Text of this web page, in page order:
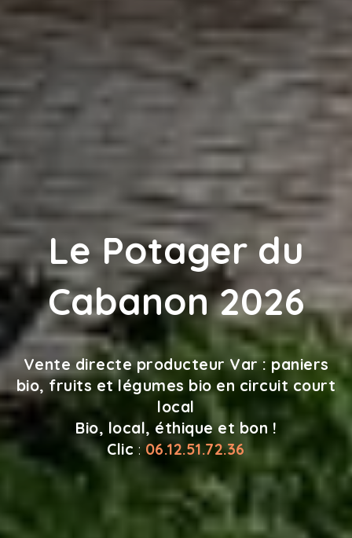
Le Potager du
Cabanon 2026
Vente directe producteur Var : paniers
bio, fruits et légumes bio en circuit court
local
Bio, local, éthique et bon !
Clic : 06.12.51.72.36